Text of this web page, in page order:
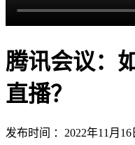
腾讯会议：
直播？
发布时间 ：2022年11月16